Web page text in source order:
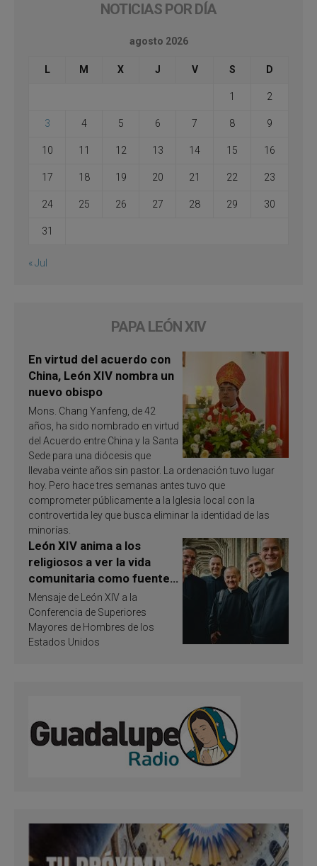
NOTICIAS POR DÍA
agosto 2026
L M X J V S D
1 2
3 4 5 6 7 8 9
10 11 12 13 14 15 16
17 18 19 20 21 22 23
24 25 26 27 28 29 30
31
« Jul
PAPA LEÓN XIV
En virtud del acuerdo con
China, León XIV nombra un
nuevo obispo
Mons. Chang Yanfeng, de 42
años, ha sido nombrado en virtud
del Acuerdo entre China y la Santa
Sede para una diócesis que
llevaba veinte años sin pastor. La ordenación tuvo lugar
hoy. Pero hace tres semanas antes tuvo que
comprometer públicamente a la Iglesia local con la
controvertida ley que busca eliminar la identidad de las
minorías.
León XIV anima a los
religiosos a ver la vida
comunitaria como fuente
de inspiración y
santificación
Mensaje de León XIV a la
Conferencia de Superiores
Mayores de Hombres de los
Estados Unidos